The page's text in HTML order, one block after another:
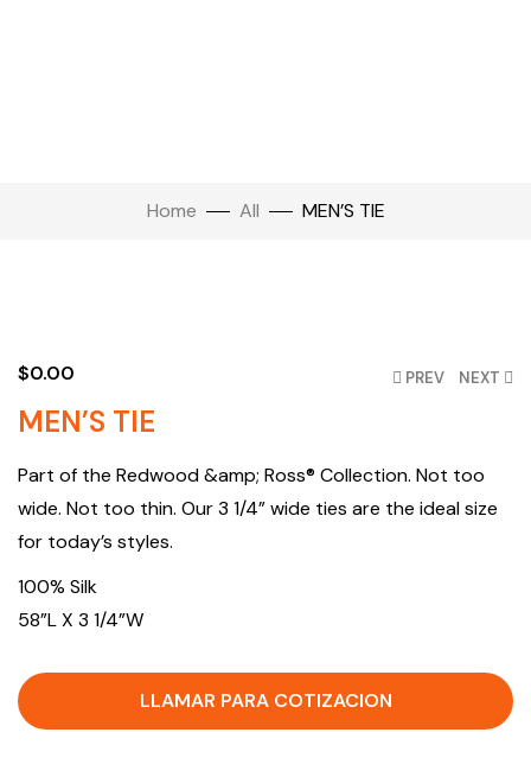
Home All MEN’S TIE
PREV NEXT
$0.00
MEN’S TIE
Part of the Redwood &amp; Ross® Collection. Not too
wide. Not too thin. Our 3 1/4” wide ties are the ideal size
for today’s styles.
100% Silk
58”L X 3 1/4”W
LLAMAR PARA COTIZACION